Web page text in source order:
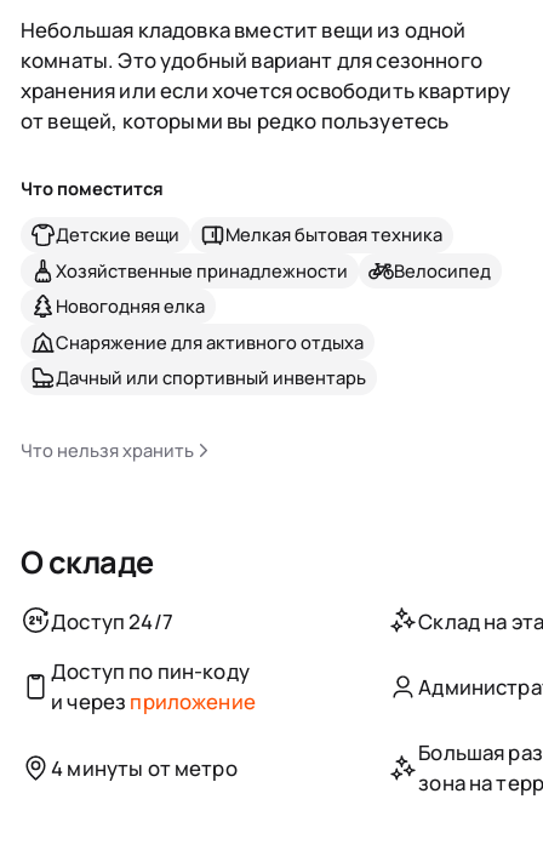
Небольшая кладовка вместит вещи из одной
комнаты. Это удобный вариант для сезонного
хранения или если хочется освободить квартиру
от вещей, которыми вы редко пользуетесь
Что поместится
Детские вещи
Мелкая бытовая техника
Хозяйственные принадлежности
Велосипед
Новогодняя елка
Снаряжение для активного отдыха
Дачный или спортивный инвентарь
Что нельзя хранить
О складе
Доступ 24/7
Склад на
Доступ по пин-коду
и через приложение
4 минуты от метро
Большая
зона на